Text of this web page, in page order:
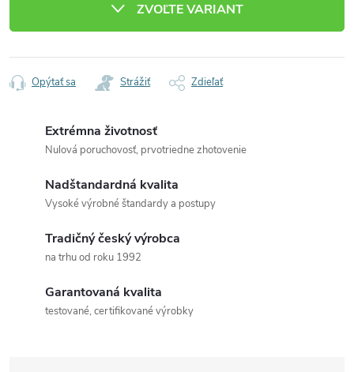
ZVOĽTE VARIANT
Opýtať sa Strážiť Zdieľať
Extrémna životnosť
Nulová poruchovosť, prvotriedne zhotovenie
Nadštandardná kvalita
Vysoké výrobné štandardy a postupy
Tradičný český výrobca
na trhu od roku 1992
Garantovaná kvalita
testované, certifikované výrobky